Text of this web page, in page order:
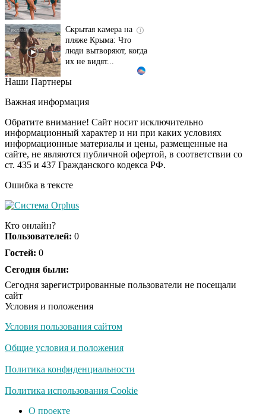
i
Скрытая камера на
пляже Крыма: Что
люди вытворяют, когда
их не видят...
Ролик длится
смеяться вы будете
i
Королева вагона
отожгла! Видео не
оставит равнодушным
США — Южной
Patriot и THAAD»
Экс-бойфренд дочери
из-за макарон
Забывший о
Плющенко отправляет
Азербайджан
Наши Партнеры
Важная информация
Обратите внимание! Сайт носит исключительно
информационный характер и ни при каких условиях
информационные материалы и цены, размещенные на
сайте, не являются публичной офертой, в соответствии со
ст. 435 и 437 Гражданского кодекса РФ.
Ошибка в тексте
Кто онлайн?
Пользователей: 0
Гостей: 0
Сегодня были:
Сегодня зарегистрированные пользователи не посещали
сайт
Условия и положения
Условия пользования сайтом
Общие условия и положения
Политика конфиденциальности
Политика использования Cookie
О проекте